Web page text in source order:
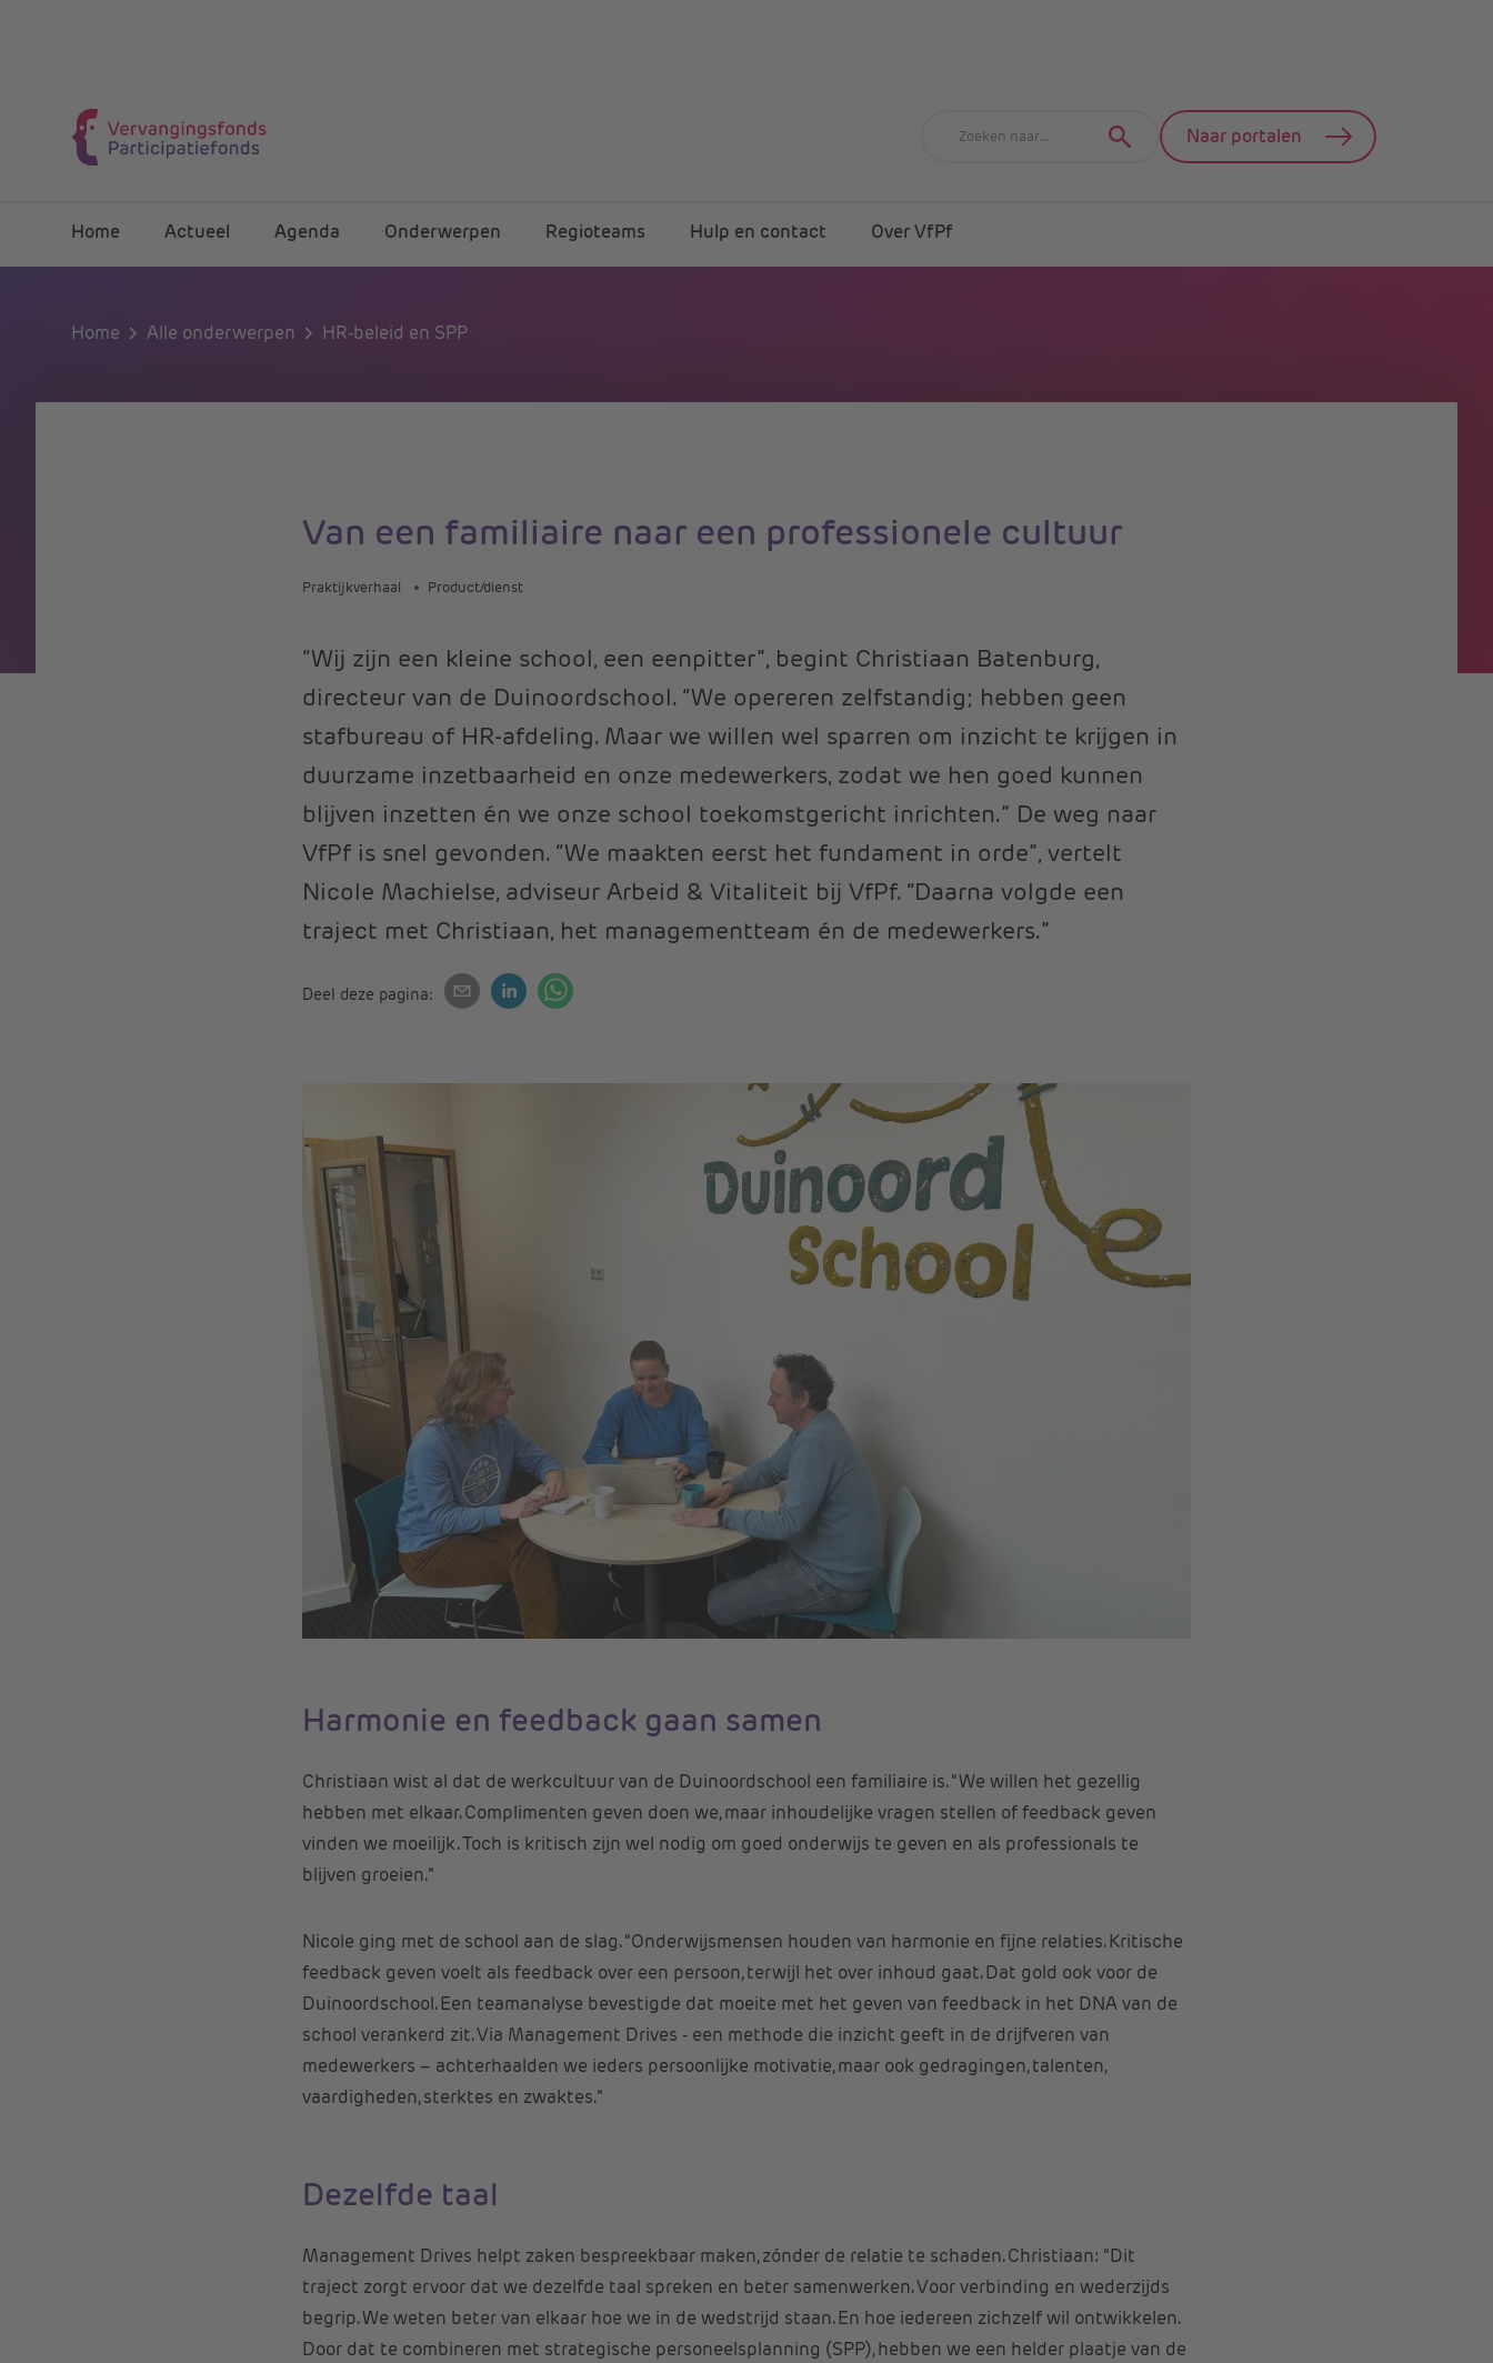
Home Actueel Agenda Onderwerpen Regioteams Hulp en contact Over VfPf
Naar portalen
Home Alle onderwerpen HR-beleid en SPP
Van een familiaire naar een professionele cultuur
Praktijkverhaal Product/dienst
“Wij zijn een kleine school, een eenpitter”, begint Christiaan Batenburg,
directeur van de Duinoordschool. “We opereren zelfstandig; hebben geen
stafbureau of HR-afdeling. Maar we willen wel sparren om inzicht te krijgen in
duurzame inzetbaarheid en onze medewerkers, zodat we hen goed kunnen
blijven inzetten én we onze school toekomstgericht inrichten.” De weg naar
VfPf is snel gevonden. “We maakten eerst het fundament in orde”, vertelt
Nicole Machielse, adviseur Arbeid & Vitaliteit bij VfPf. “Daarna volgde een
traject met Christiaan, het managementteam én de medewerkers.”
Deel deze pagina:
Harmonie en feedback gaan samen
Christiaan wist al dat de werkcultuur van de Duinoordschool een familiaire is. “We willen het gezellig
hebben met elkaar. Complimenten geven doen we, maar inhoudelijke vragen stellen of feedback geven
vinden we moeilijk. Toch is kritisch zijn wel nodig om goed onderwijs te geven en als professionals te
blijven groeien.”
Nicole ging met de school aan de slag. “Onderwijsmensen houden van harmonie en fijne relaties. Kritische
feedback geven voelt als feedback over een persoon, terwijl het over inhoud gaat. Dat gold ook voor de
Duinoordschool. Een teamanalyse bevestigde dat moeite met het geven van feedback in het DNA van de
school verankerd zit. Via Management Drives - een methode die inzicht geeft in de drijfveren van
medewerkers – achterhaalden we ieders persoonlijke motivatie, maar ook gedragingen, talenten,
vaardigheden, sterktes en zwaktes.”
Dezelfde taal
Management Drives helpt zaken bespreekbaar maken, zónder de relatie te schaden. Christiaan: “Dit
traject zorgt ervoor dat we dezelfde taal spreken en beter samenwerken. Voor verbinding en wederzijds
begrip. We weten beter van elkaar hoe we in de wedstrijd staan. En hoe iedereen zichzelf wil ontwikkelen.
Door dat te combineren met strategische personeelsplanning (SPP), hebben we een helder plaatje van de